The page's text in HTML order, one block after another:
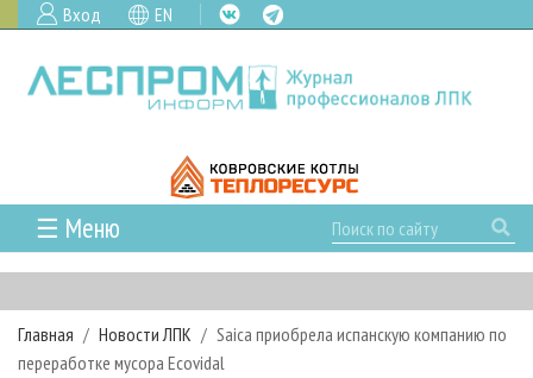
Вход EN
☰ Меню
ГЛАВНАЯ
РУБРИКИ И ТЕМЫ
РУБРИКИ ЖУРНАЛА
НОВОСТИ
Главная Новости ЛПК
Saica приобрела испанскую компанию по
переработке мусора Ecovidal